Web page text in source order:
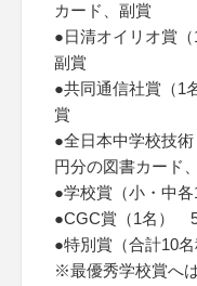
カード、副賞
●日清オイリオ賞
副賞
●共同通信社賞（1
賞
●全日本中学校技
円分の図書カード
●学校賞（小・中
●CGC賞（1名）
●特別賞（合計10
※最優秀学校賞へ